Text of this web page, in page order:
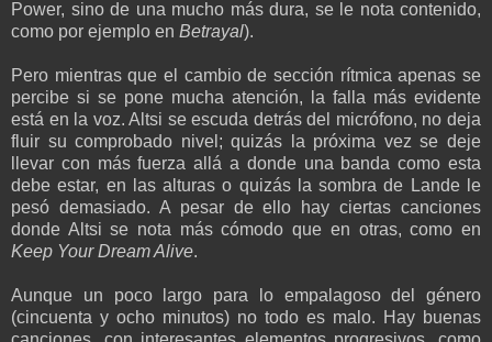
Power, sino de una mucho más dura, se le nota contenido,
como por ejemplo en Betrayal).
Pero mientras que el cambio de sección rítmica apenas se
percibe si se pone mucha atención, la falla más evidente
está en la voz. Altsi se escuda detrás del micrófono, no deja
fluir su comprobado nivel; quizás la próxima vez se deje
llevar con más fuerza allá a donde una banda como esta
debe estar, en las alturas o quizás la sombra de Lande le
pesó demasiado. A pesar de ello hay ciertas canciones
donde Altsi se nota más cómodo que en otras, como en
Keep Your Dream Alive.
Aunque un poco largo para lo empalagoso del género
(cincuenta y ocho minutos) no todo es malo. Hay buenas